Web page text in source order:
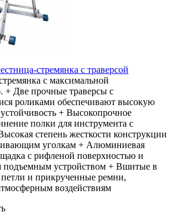
стремянка с траверсой
с максимальной
+ Две прочные траверсы с
роликами обеспечивают высокую
+ Высокопрочное
полки для инструмента с
степень жесткости конструкции
уголкам + Алюминиевая
с рифленой поверхностью и
подъемным устройством + Вшитые в
петли и прикрученные ремни,
воздействиям